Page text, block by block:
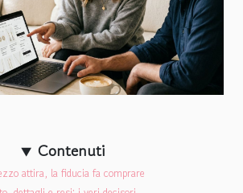
Contenuti
attira, la fiducia fa comprare